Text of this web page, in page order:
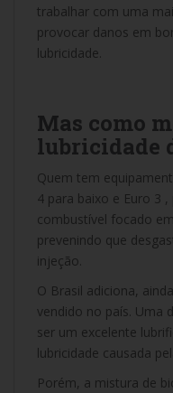
trabalhar com uma
provocar danos em
lubricidade.
Mas como
lubricidade
Quem tem
4 para baixo e Euro 3
combustível focado
prevenindo que
injeção.
O Brasil adiciona,
vendido no país. Uma
ser um excelente
lubricidade causada
Porém, a mistura de